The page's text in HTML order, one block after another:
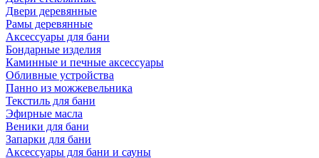
Двери деревянные
Рамы деревянные
Аксессуары для бани
Бондарные изделия
Каминные и печные аксессуары
Обливные устройства
Панно из можжевельника
Текстиль для бани
Эфирные масла
Веники для бани
Запарки для бани
Аксессуары для бани и сауны